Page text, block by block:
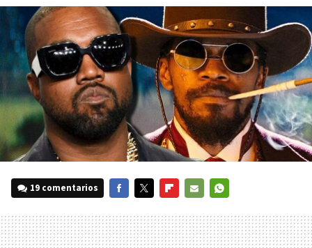
19 comentarios
MAIL